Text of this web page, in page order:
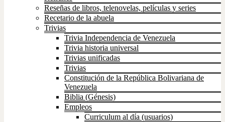
Reseñas de libros, telenovelas, películas y series
Recetario de la abuela
Trivias
Trivia Independencia de Venezuela
Trivia historia universal
Trivias unificadas
Trivias
Constitución de la República Bolivariana de
Venezuela
Biblia (Génesis)
Empleos
Curriculum al día (usuarios)